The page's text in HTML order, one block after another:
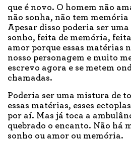
que é novo. O homem não
não sonha, não tem memória
Apesar disso poderia ser
sonho, feita de memória,
amor porque essas matérias
nosso personagem e muito
escrevo agora e se metem
chamadas.
Poderia ser uma mistura de
essas matérias, esses
por aí. Mas já toca a
quebrado o encanto. Não há
sonho ou amor ou memória.